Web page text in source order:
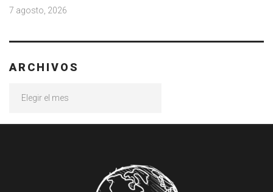
7 agosto, 2026
ARCHIVOS